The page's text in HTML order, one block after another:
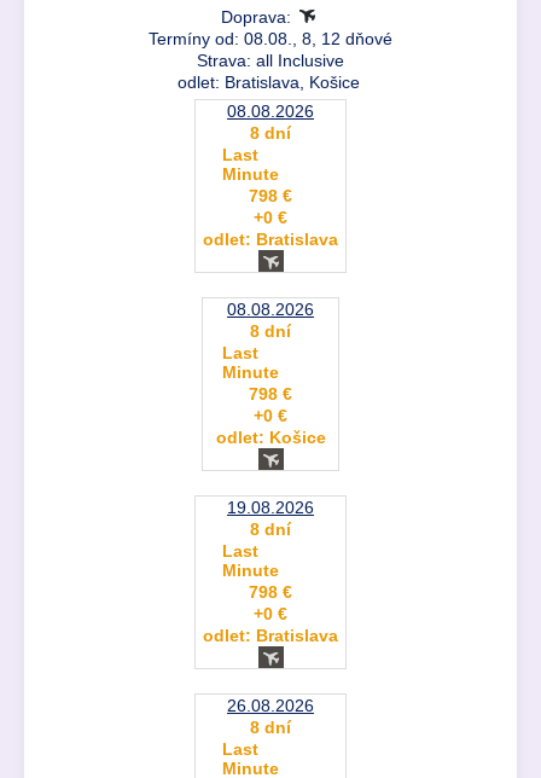
Doprava:
Termíny od: 08.08., 8, 12 dňové
Strava: all Inclusive
odlet: Bratislava, Košice
08.08.2026
8 dní
Last
Minute
798 €
+0 €
odlet: Bratislava
08.08.2026
8 dní
Last
Minute
798 €
+0 €
odlet: Košice
19.08.2026
8 dní
Last
Minute
798 €
+0 €
odlet: Bratislava
26.08.2026
8 dní
Last
Minute